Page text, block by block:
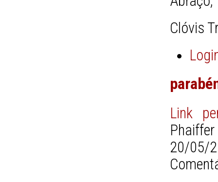
Clóvis
Link
20/05/